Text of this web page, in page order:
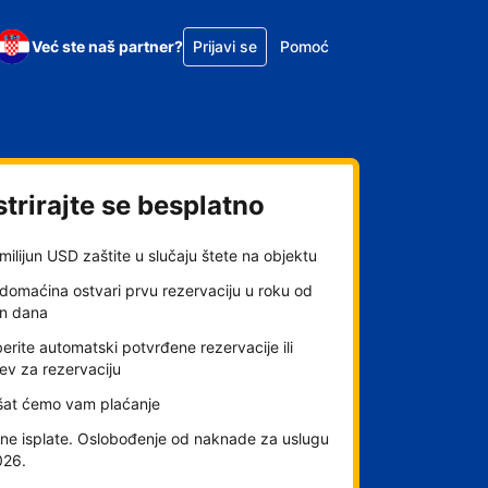
Već ste naš partner? Prijavi se Pomoć
se besplatno
USD zaštite u slučaju štete na objektu
ostvari prvu rezervaciju u roku od
dana
automatski potvrđene rezervacije ili
za rezervaciju
ćemo vam plaćanje
isplate. Oslobođenje od naknade za uslugu